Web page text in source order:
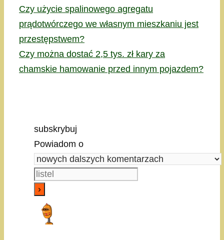
Czy użycie spalinowego agregatu
prądotwórczego we własnym mieszkaniu jest
przestępstwem?
Czy można dostać 2,5 tys. zł kary za
chamskie hamowanie przed innym pojazdem?
subskrybuj
Powiadom o